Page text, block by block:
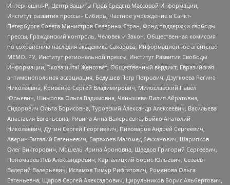
Интернешнл-Р, Центр Защиты Прав Средств Массовой Информации,
Институт развития прессы - Сибирь, Частное учреждение в Санкт-
Петербурге Совета Министров Северных Стран, Фонд поддержки свободы
прессы, Гражданский контроль, Человек и Закон, Общественная комиссия
по сохранению наследия академика Сахарова, Информационное агентство
МЕМО. РУ, Институт региональной прессы, Институт Развития Свободы
Информации, Экозащита!-Женсовет, Общественный вердикт, Евразийская
антимонопольная ассоциация, Бедушев Петр Петрович, Дзугкоева Регина
Николаевна, Кривенко Сергей Владимирович, Милославский Павел
Юрьевич, Шнырова Ольга Вадимовна, Чанышева Лилия Айратовна,
Сидорович Ольга Борисовна, Туровский Александр Алексеевич, Васильева
Анастасия Евгеньевна, Ривина Анна Валерьевна, Бойко Анатолий
Николаевич, Дугин Сергей Георгиевич, Пивоваров Андрей Сергеевич,
Аверин Виталий Евгеньевич, Барахоев Магомед Бекханович, Шарипков
Олег Викторович, Мошель Ирина Ароновна, Шведов Григорий Сергеевич,
Пономарев Лев Александрович, Каргалицкий Борис Юльевич, Созаев
Валерий Валерьевич, Исламов Тимур Рифгатович, Романова Ольга
Евгеньевна, Щаров Сергей Алексадрович, Цирульников Борис Альбертович,